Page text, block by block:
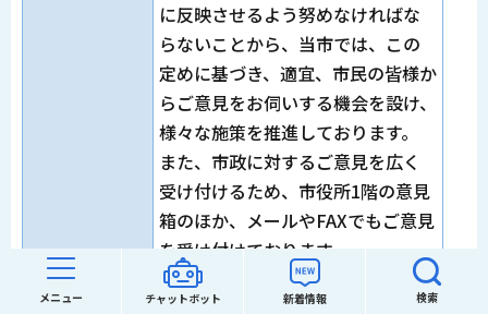
メニュー チャットボット 新着情報 検索
に反映させるよう努めなければな
らないことから、当市では、この
定めに基づき、適宜、市民の皆様か
らご意見をお伺いする機会を設け、
様々な施策を推進しております。
また、市政に対するご意見を広く
受け付けるため、市役所1階の意見
箱のほか、メールやFAXでもご意見
を受け付けております。
市といたしましては、引き続き、
様々なかたちで市民の皆様からの